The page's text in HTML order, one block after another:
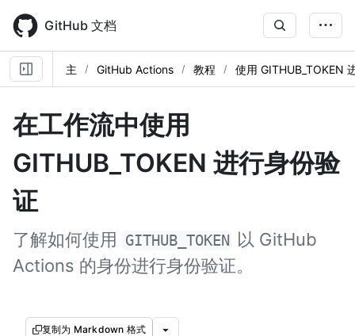
main
content
GitHub 文档
主 GitHub Actions 教程 使用 GITHUB_TOKEN
在工作流中使用
GITHUB_TOKEN 进行身份验
证
了解如何使用 GITHUB_TOKEN
以 GitHub
Actions 的身份进行身份验证。
复制为 Markdown 格式